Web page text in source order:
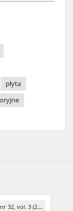
płyta
32, vol. 3 (2022)